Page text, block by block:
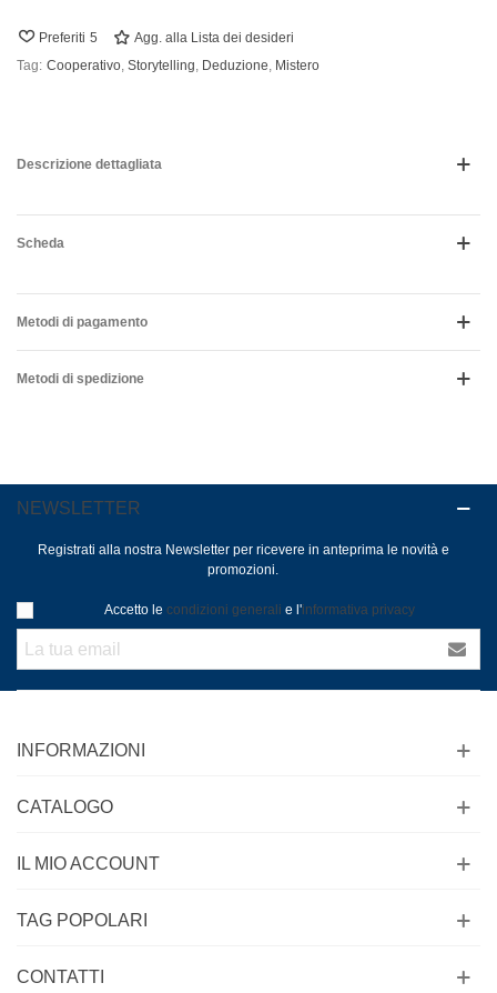
Preferiti 5
Agg. alla Lista dei desideri
Tag: Cooperativo, Storytelling, Deduzione, Mistero
Descrizione dettagliata
Scheda
Metodi di pagamento
Metodi di spedizione
NEWSLETTER
Registrati alla nostra Newsletter per ricevere in anteprima le novità e
promozioni.
Accetto le condizioni generali e l'informativa privacy
INFORMAZIONI
CATALOGO
IL MIO ACCOUNT
TAG POPOLARI
CONTATTI